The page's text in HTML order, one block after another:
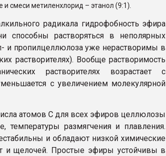
смеси метиленхлорид – этанол (9:1).
радикала гидрофобность эфира
способны растворяться в неполярных
и пропилцеллюлоза уже нерастворимы в
растворителях). Вообще растворимость
растворителях возрастает с
с увеличением молекулярной
атомов С для всех эфиров целлюлозы
температуры размягчения и плавления.
и обладают низкой химические
и щелочей. Простые эфиры устойчивы в